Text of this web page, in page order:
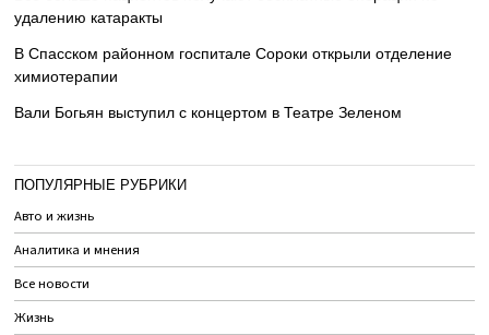
удалению катаракты
В Спасском районном госпитале Сороки открыли отделение
химиотерапии
Вали Богьян выступил с концертом в Театре Зеленом
ПОПУЛЯРНЫЕ РУБРИКИ
Авто и жизнь
Аналитика и мнения
Все новости
Жизнь